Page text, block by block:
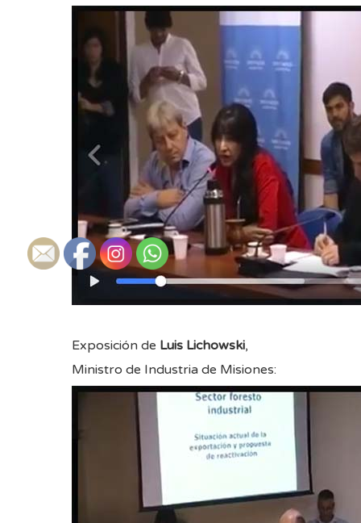
Exposición de Luis Lichowski,
Ministro de Industria de Misiones: